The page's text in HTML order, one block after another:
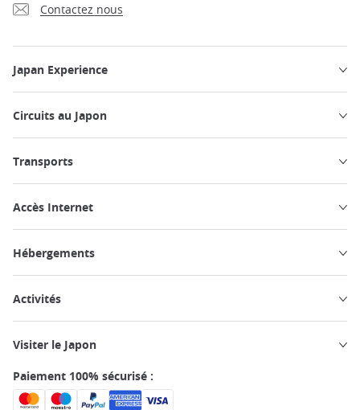
Contactez nous
Japan Experience
Circuits au Japon
Transports
Accès Internet
Hébergements
Activités
Visiter le Japon
Paiement 100% sécurisé :